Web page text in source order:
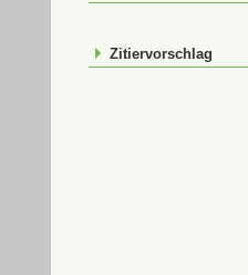
Zitiervorschlag